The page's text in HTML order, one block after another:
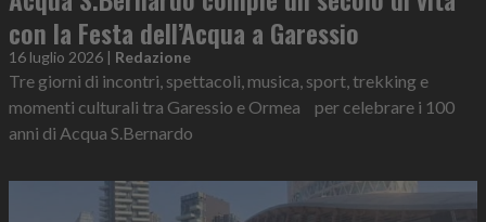
con la Festa dell’Acqua a Garessio
16 luglio 2026 | Redazione
Tre giorni di incontri, spettacoli, musica, sport, trekking e
momenti culturali tra Garessio e Ormea per celebrare i 100
anni di Acqua S.Bernardo